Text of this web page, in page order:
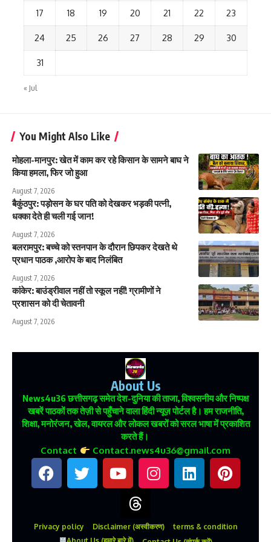
17 18 19 20 21 22 23
24 25 26 27 28 29 30
31
« Jul
You Might Also Like
मोहला-मानपुर: खेत में काम कर रहे किसान के सामने बाघ ने
किया हमला, फिर जो हुआ
August 7, 2026
बैकुंठपुर: पड़ोसन के घर पति को देखकर भड़की पत्नी,
धक्का देते ही चली गई जान!
August 7, 2026
बलरामपुर: बच्चे को स्तनपान के दौरान छिपकर देखते थे
प्रधान पाठक ,आरोप के बाद निलंबित
August 7, 2026
कांकेर: बाउंड्रीवाल नहीं तो स्कूल नहीं! ग्रामीणों ने
प्रशासन को दी चेतावनी
August 7, 2026
About Us
News4u36छत्तीसगढ़ समेत देश-दुनिया की ताजा, विश्वसनीय और निष्पक्ष
खबरें पाठकों तक तेज़ी से पहुँचाने वाला हिंदी न्यूज़ पोर्टल है। हम राजनीति,
शिक्षा, मनोरंजन, खेल, वायरल और लोकल खबरों को सरल भाषा में प्रकाशित
करते हैं।
Contact Contact.news4u36@gmail.com
Privacy policy Disclaimer (अस्वीकरण)
terms & condition